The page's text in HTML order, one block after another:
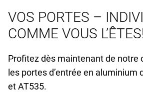
VOS PORTES –
COMME VOUS
Profitez dès maintenant de notre
les portes d’entrée en aluminium
et AT535.